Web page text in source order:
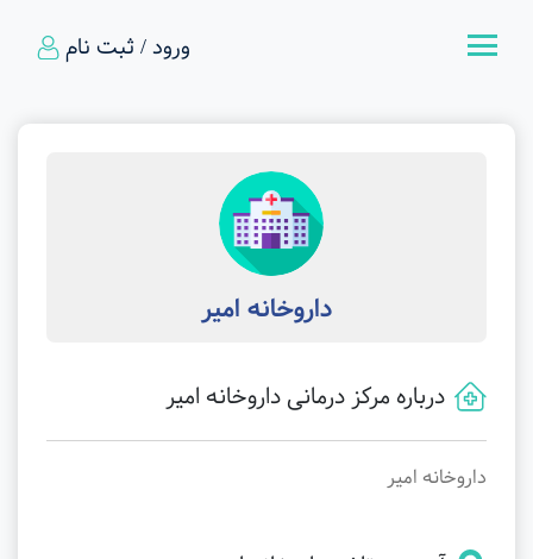
ورود / ثبت نام
داروخانه امیر
درباره مرکز درمانی داروخانه امیر
داروخانه امیر